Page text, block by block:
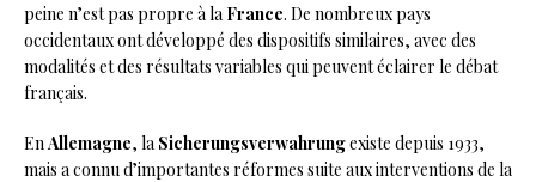
peine n’est pas propre à la France. De nombreux pays
occidentaux ont développé des dispositifs similaires, avec des
modalités et des résultats variables qui peuvent éclairer le débat
français.
En Allemagne, la Sicherungsverwahrungexiste depuis 1933,
mais a connu d’importantes réformes suite aux interventions de la